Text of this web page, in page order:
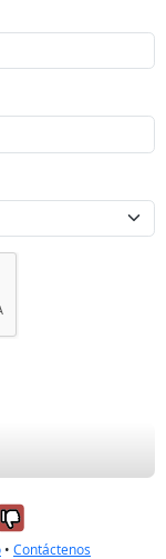
útilno fue
• Contáctenos